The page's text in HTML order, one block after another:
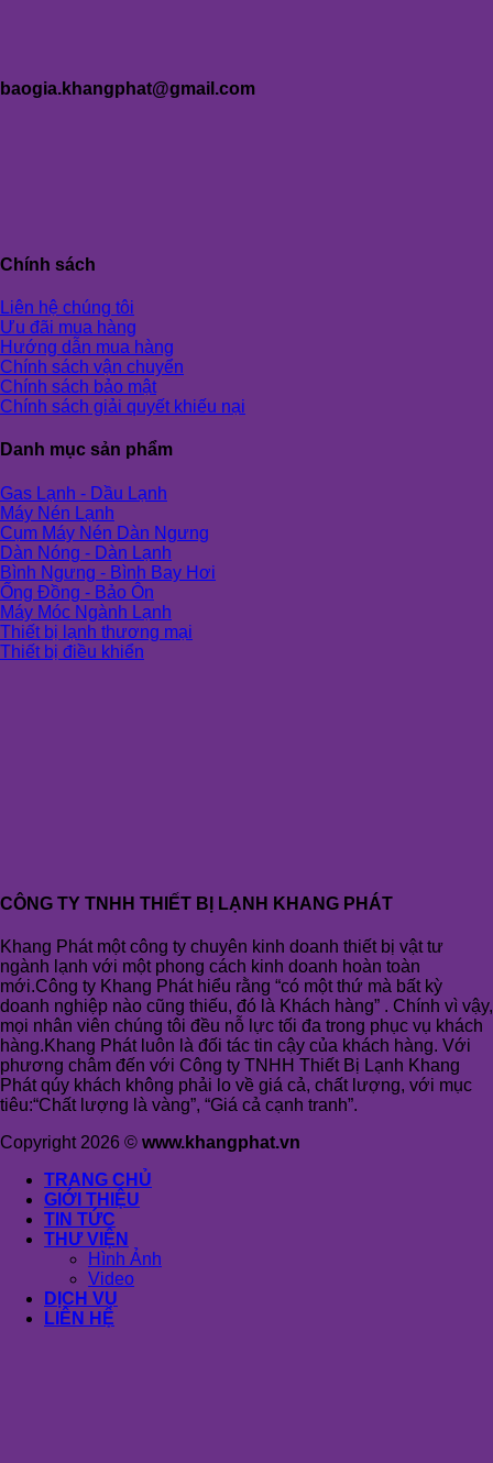
baogia.khangphat@gmail.com
Chính sách
Liên hệ chúng tôi
Ưu đãi mua hàng
Hướng dẫn mua hàng
Chính sách vận chuyển
Chính sách bảo mật
Chính sách giải quyết khiếu nại
Danh mục sản phẩm
Gas Lạnh - Dầu Lạnh
Máy Nén Lạnh
Cụm Máy Nén Dàn Ngưng
Dàn Nóng - Dàn Lạnh
Bình Ngưng - Bình Bay Hơi
Ống Đồng - Bảo Ôn
Máy Móc Ngành Lạnh
Thiết bị lạnh thương mại
Thiết bị điều khiển
CÔNG TY TNHH THIẾT BỊ LẠNH KHANG PHÁT
Khang Phát một công ty chuyên kinh doanh thiết bị vật tư
ngành lạnh với một phong cách kinh doanh hoàn toàn
mới.Công ty Khang Phát hiểu rằng “có một thứ mà bất kỳ
doanh nghiệp nào cũng thiếu, đó là Khách hàng” . Chính vì vậy,
mọi nhân viên chúng tôi đều nỗ lực tối đa trong phục vụ khách
hàng.Khang Phát luôn là đối tác tin cậy của khách hàng. Với
phương châm đến với Công ty TNHH Thiết Bị Lạnh Khang
Phát qúy khách không phải lo về giá cả, chất lượng, với mục
tiêu:“Chất lượng là vàng”, “Giá cả cạnh tranh”.
Copyright 2026 © www.khangphat.vn
TRANG CHỦ
GIỚI THIỆU
TIN TỨC
THƯ VIỆN
Hình Ảnh
Video
DỊCH VỤ
LIÊN HỆ